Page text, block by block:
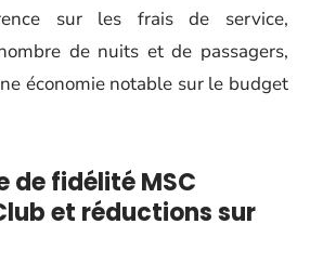
sur les frais de service,
de nuits et de passagers,
économie notable sur le budget
de fidélité MSC
et réductions sur